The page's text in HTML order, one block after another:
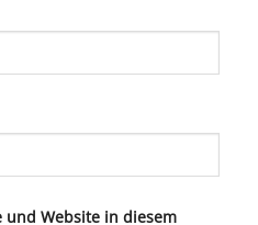
und Website in diesem